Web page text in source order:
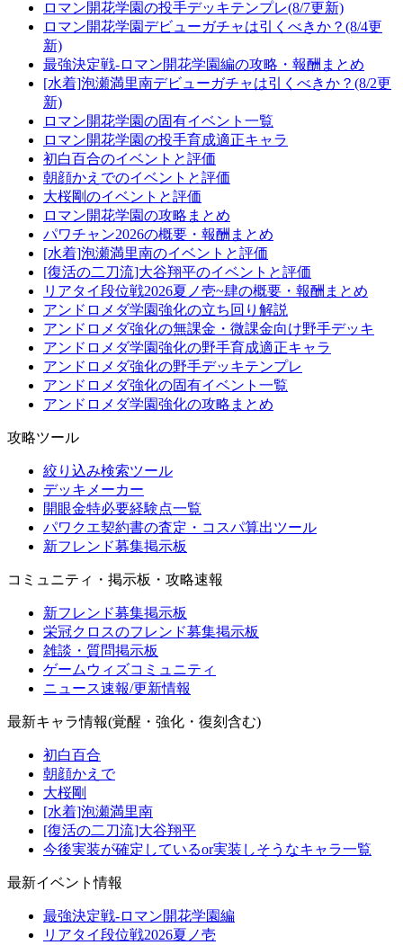
ロマン開花学園の投手デッキテンプレ(8/7更新)
ロマン開花学園デビューガチャは引くべきか？(8/4更
新)
最強決定戦-ロマン開花学園編の攻略・報酬まとめ
[水着]泡瀬満里南デビューガチャは引くべきか？(8/2更
新)
ロマン開花学園の固有イベント一覧
ロマン開花学園の投手育成適正キャラ
初白百合のイベントと評価
朝顔かえでのイベントと評価
大桜剛のイベントと評価
ロマン開花学園の攻略まとめ
パワチャン2026の概要・報酬まとめ
[水着]泡瀬満里南のイベントと評価
[復活の二刀流]大谷翔平のイベントと評価
リアタイ段位戦2026夏ノ壱~肆の概要・報酬まとめ
アンドロメダ学園強化の立ち回り解説
アンドロメダ強化の無課金・微課金向け野手デッキ
アンドロメダ学園強化の野手育成適正キャラ
アンドロメダ強化の野手デッキテンプレ
アンドロメダ強化の固有イベント一覧
アンドロメダ学園強化の攻略まとめ
攻略ツール
絞り込み検索ツール
デッキメーカー
開眼金特必要経験点一覧
パワクエ契約書の査定・コスパ算出ツール
新フレンド募集掲示板
コミュニティ・掲示板・攻略速報
新フレンド募集掲示板
栄冠クロスのフレンド募集掲示板
雑談・質問掲示板
ゲームウィズコミュニティ
ニュース速報/更新情報
最新キャラ情報(覚醒・強化・復刻含む)
初白百合
朝顔かえで
大桜剛
[水着]泡瀬満里南
[復活の二刀流]大谷翔平
今後実装が確定しているor実装しそうなキャラ一覧
最新イベント情報
最強決定戦-ロマン開花学園編
リアタイ段位戦2026夏ノ壱